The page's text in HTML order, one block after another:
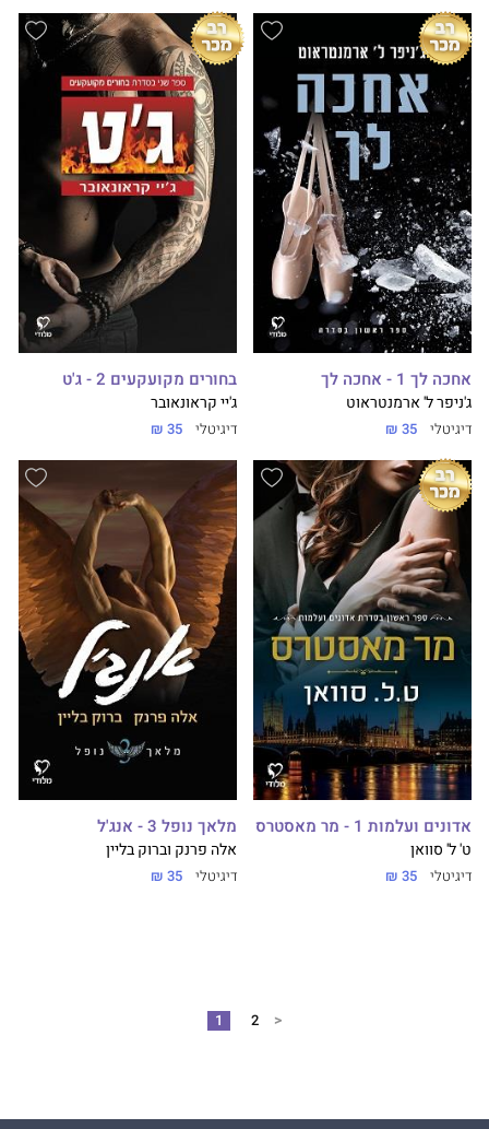
אחכה לך 1 - אחכה לך
ג'ניפר ל' ארמנטראוט
דיגיטלי 35 ₪
בחורים מקועקעים 2 - ג'ט
ג'יי קראונאובר
דיגיטלי 35 ₪
אדונים ועלמות 1 - מר מאסטרס
ט' ל' סוואן
דיגיטלי 35 ₪
מלאך נופל 3 - אנג'ל
אלה פרנק וברוק בליין
דיגיטלי 35 ₪
<
2
1